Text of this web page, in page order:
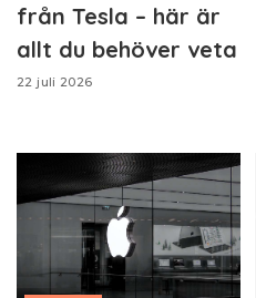
från Tesla – här är
allt du behöver veta
22 juli 2026